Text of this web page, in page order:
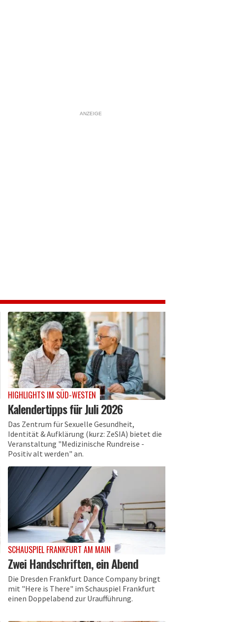
ANZEIGE
HIGHLIGHTS IM SÜD-WESTEN
Kalendertipps für Juli 2026
Das Zentrum für Sexuelle Gesundheit,
Identität & Aufklärung (kurz: ZeSIA) bietet die
Veranstaltung "Medizinische Rundreise -
Positiv alt werden" an.
SCHAUSPIEL FRANKFURT AM MAIN
Zwei Handschriften, ein Abend
Die Dresden Frankfurt Dance Company bringt
mit "Here is There" im Schauspiel Frankfurt
einen Doppelabend zur Uraufführung.